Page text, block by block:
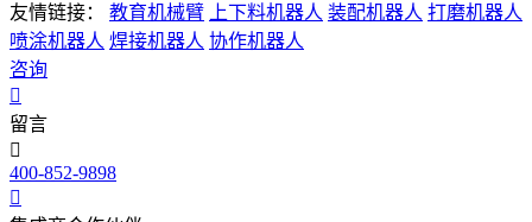
友情链接：
教育机械臂 上下料机器人 装配机器人 打磨机器人
喷涂机器人 焊接机器人 协作机器人
咨询
留言
400-852-9898